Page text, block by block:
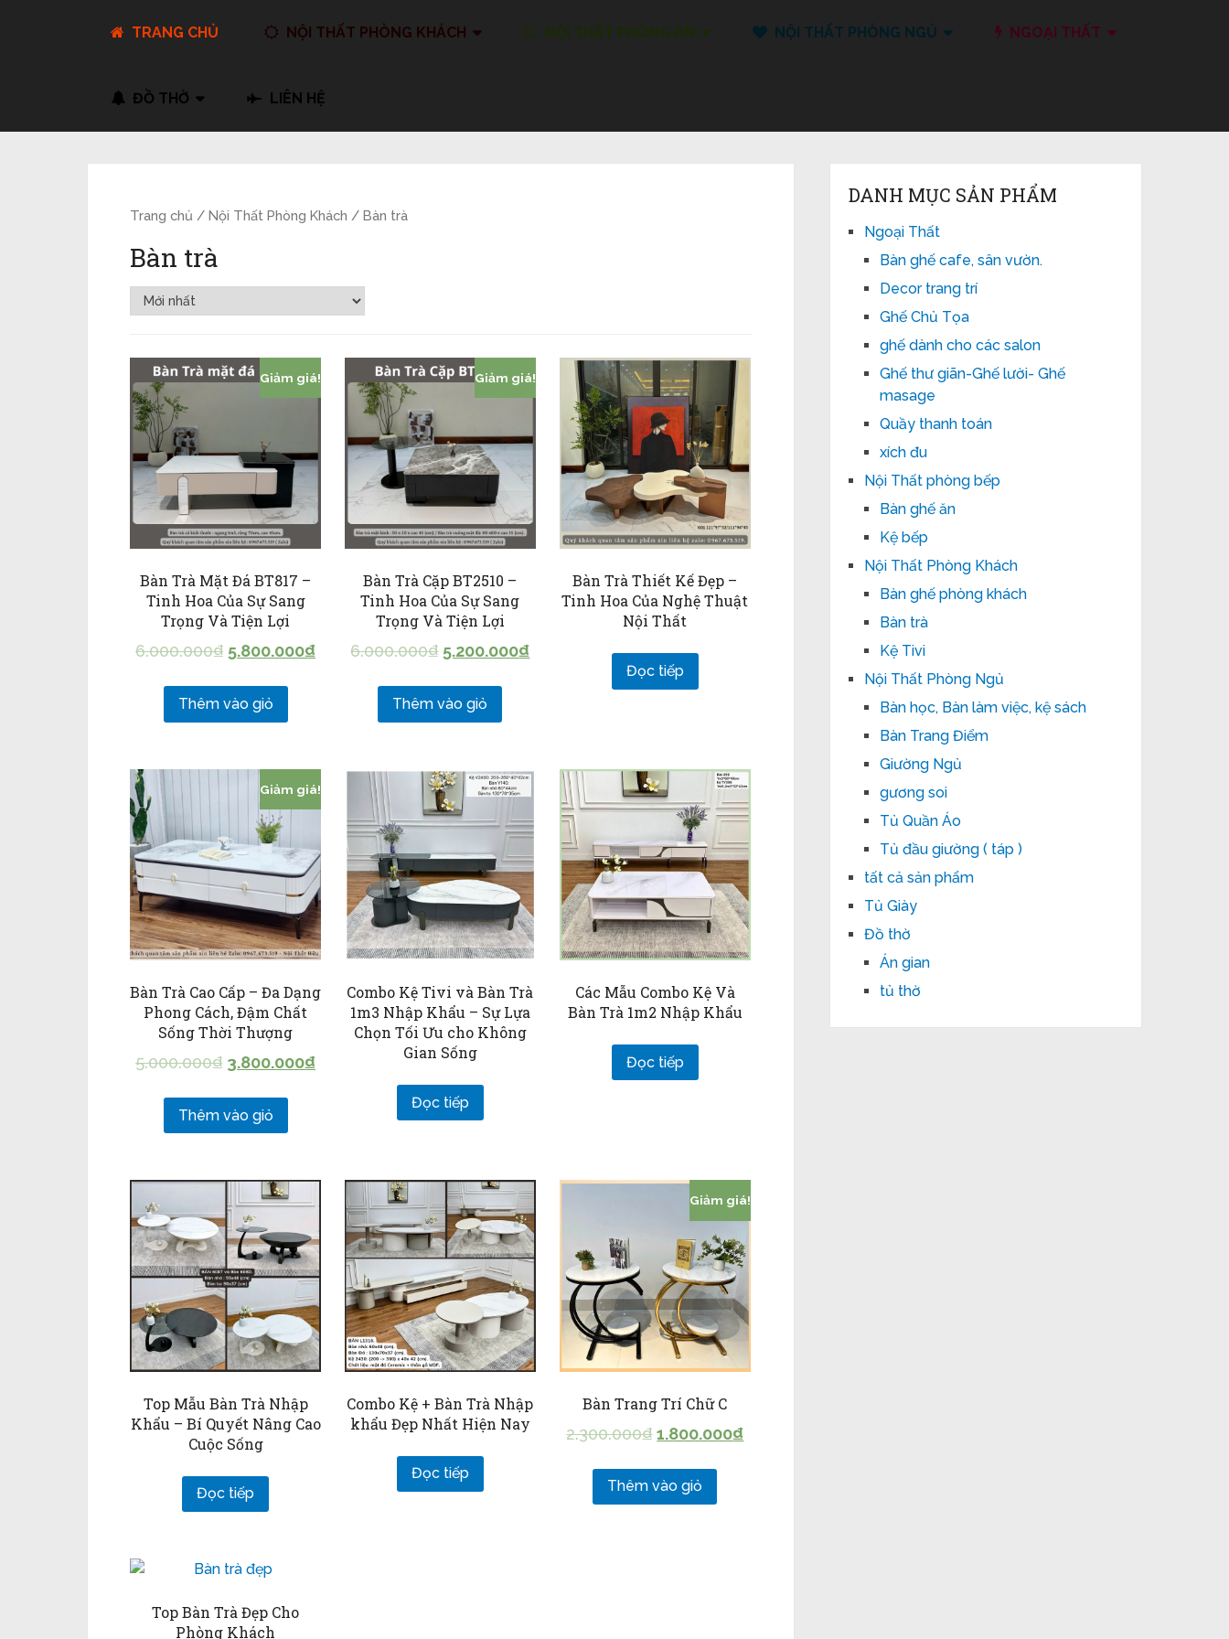
TRANG CHỦ NỘI THẤT PHÒNG KHÁCH NỘI THẤT PHÒNG ĂN NỘI THẤT PHÒNG NGỦ NGOẠI THẤT
ĐỒ THỜ LIÊN HỆ
Trang chủ / Nội Thất Phòng Khách / Bàn trà
Bàn trà
Giảm giá!
Bàn Trà Mặt Đá BT817 –
Tinh Hoa Của Sự Sang
Trọng Và Tiện Lợi
6.000.000₫ 5.800.000₫
Thêm vào giỏ
Giảm giá!
Bàn Trà Cặp BT2510 –
Tinh Hoa Của Sự Sang
Trọng Và Tiện Lợi
6.000.000₫ 5.200.000₫
Thêm vào giỏ
Bàn Trà Thiết Kế Đẹp –
Tinh Hoa Của Nghệ Thuật
Nội Thất
Đọc tiếp
Giảm giá!
Bàn Trà Cao Cấp – Đa Dạng
Phong Cách, Đậm Chất
Sống Thời Thượng
5.000.000₫ 3.800.000₫
Thêm vào giỏ
Combo Kệ Tivi và Bàn Trà
1m3 Nhập Khẩu – Sự Lựa
Chọn Tối Ưu cho Không
Gian Sống
Đọc tiếp
Các Mẫu Combo Kệ Và
Bàn Trà 1m2 Nhập Khẩu
Đọc tiếp
Top Mẫu Bàn Trà Nhập
Khẩu – Bí Quyết Nâng Cao
Cuộc Sống
Đọc tiếp
Combo Kệ + Bàn Trà Nhập
khẩu Đẹp Nhất Hiện Nay
Đọc tiếp
Giảm giá!
Bàn Trang Trí Chữ C
2.300.000₫ 1.800.000₫
Thêm vào giỏ
Top Bàn Trà Đẹp Cho
Phòng Khách
DANH MỤC SẢN PHẨM
Ngoại Thất
Bàn ghế cafe, sân vườn.
Decor trang trí
Ghế Chủ Tọa
ghế dành cho các salon
Ghế thư giãn-Ghế lười- Ghế
masage
Quầy thanh toán
xích đu
Nội Thất phòng bếp
Bàn ghế ăn
Kệ bếp
Nội Thất Phòng Khách
Bàn ghế phòng khách
Bàn trà
Kệ Tivi
Nội Thất Phòng Ngủ
Bàn học, Bàn làm việc, kệ sách
Bàn Trang Điểm
Giường Ngủ
gương soi
Tủ Quần Áo
Tủ đầu giường ( táp )
tất cả sản phẩm
Tủ Giày
Đồ thờ
Án gian
tủ thờ